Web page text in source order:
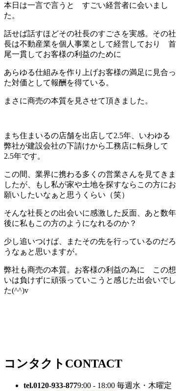
本日は一言で言うと すごい経営者に会いまし
た。
話せば話すほどその社長のすごさを実感。その社
長は不動産業を個人事業として経営しており 首
尾一貫してお客様の利益のために
あらゆる仕組みを作り上げお客様の満足に見合っ
た対価として報酬を得ている。
まさに商売の本質を見させて頂きました。
まち住まいるの店舗を出店して2.5年、いわゆる
弊社が建設会社の下請けから工務店に転身して
2.5年です。
この間、業界に携わる多くの営業さんを見てきま
したが、もし私が家や土地を探すならこの方にお
願いしたいなぁと思うくらい（笑）
そんな社長との出会いに感激した反面、あと数年
後に私もこの方のようになれるのか？
少し追いつけば、またその先を行っているのだろ
うなぁと思いますが。
弊社も商売の本質。お客様の利益の為に この想
いは負けずに頑張っていこうと感じた出会いでし
た(^^)v
コンタクト CONTACT
tel.0120-933-8779:00 - 18:00 毎週水・木曜定